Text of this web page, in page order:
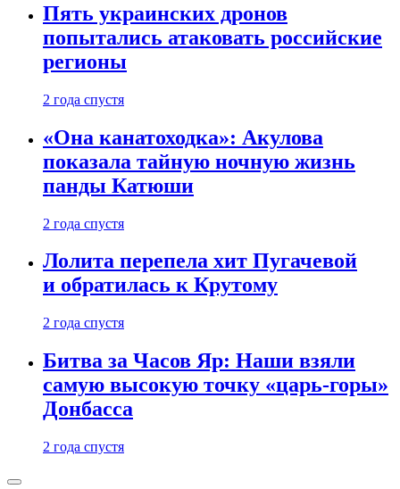
Пять украинских дронов
попытались атаковать российские
регионы
2 года спустя
«Она канатоходка»: Акулова
показала тайную ночную жизнь
панды Катюши
2 года спустя
Лолита перепела хит Пугачевой
и обратилась к Крутому
2 года спустя
Битва за Часов Яр: Наши взяли
самую высокую точку «царь-горы»
Донбасса
2 года спустя